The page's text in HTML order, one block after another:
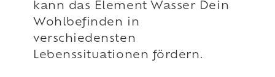
kann das Element Wasser Dein
Wohlbefinden in
verschiedensten
Lebenssituationen fördern.